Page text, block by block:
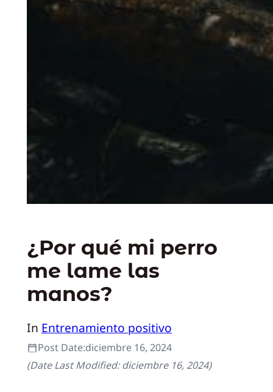
¿Por qué mi perro
me lame las
manos?
In Entrenamiento positivo
Post Date:diciembre 16, 2024
(Date Last Modified:diciembre 16, 2024)